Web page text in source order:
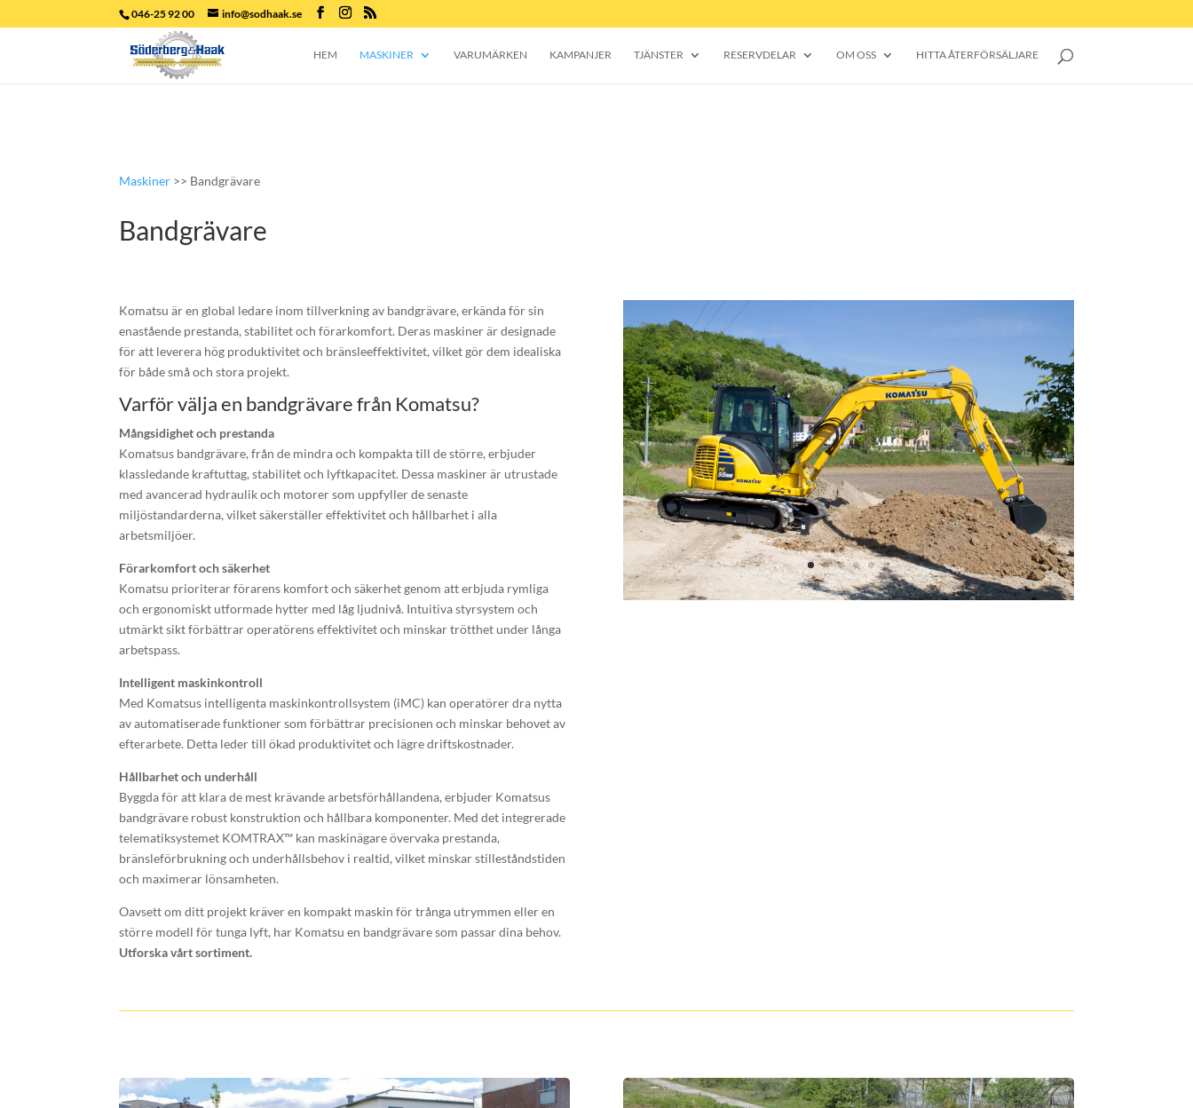
046-25 92 00 info@sodhaak.se
HEM MASKINER VARUMÄRKEN KAMPANJER TJÄNSTER RESERVDELAR OM OSS HITTA ÅTERFÖRSÄLJARE
Maskiner >> Bandgrävare
Bandgrävare
Komatsu är en global ledare inom tillverkning av bandgrävare, erkända för sin
enastående prestanda, stabilitet och förarkomfort. Deras maskiner är designade
för att leverera hög produktivitet och bränsleeffektivitet, vilket gör dem idealiska
för både små och stora projekt.
Varför välja en bandgrävare från Komatsu?
Mångsidighet och prestanda
Komatsus bandgrävare, från de mindra och kompakta till de större, erbjuder
klassledande kraftuttag, stabilitet och lyftkapacitet. Dessa maskiner är utrustade
med avancerad hydraulik och motorer som uppfyller de senaste
miljöstandarderna, vilket säkerställer effektivitet och hållbarhet i alla
arbetsmiljöer.
Förarkomfort och säkerhet
Komatsu prioriterar förarens komfort och säkerhet genom att erbjuda rymliga
och ergonomiskt utformade hytter med låg ljudnivå. Intuitiva styrsystem och
utmärkt sikt förbättrar operatörens effektivitet och minskar trötthet under långa
arbetspass.
Intelligent maskinkontroll
Med Komatsus intelligenta maskinkontrollsystem (iMC) kan operatörer dra nytta
av automatiserade funktioner som förbättrar precisionen och minskar behovet av
efterarbete. Detta leder till ökad produktivitet och lägre driftskostnader.
Hållbarhet och underhåll
Byggda för att klara de mest krävande arbetsförhållandena, erbjuder Komatsus
bandgrävare robust konstruktion och hållbara komponenter. Med det integrerade
telematiksystemet KOMTRAX™ kan maskinägare övervaka prestanda,
bränsleförbrukning och underhållsbehov i realtid, vilket minskar stilleståndstiden
och maximerar lönsamheten.
Oavsett om ditt projekt kräver en kompakt maskin för trånga utrymmen eller en
större modell för tunga lyft, har Komatsu en bandgrävare som passar dina behov.
Utforska vårt sortiment.